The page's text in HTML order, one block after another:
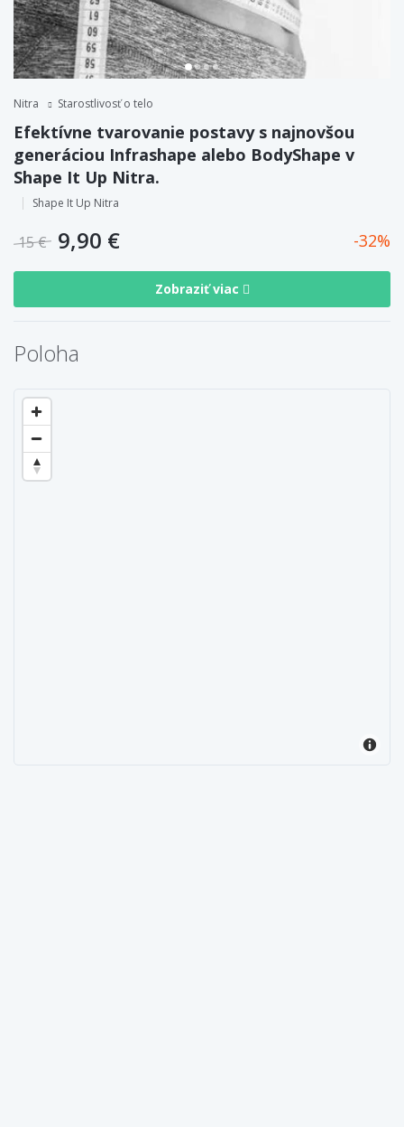
Nitra Starostlivosť o telo
Efektívne tvarovanie postavy s najnovšou
generáciou Infrashape alebo BodyShape v
Shape It Up Nitra.
Shape It Up Nitra
15 € 9,90 € 32
Zobraziť viac
Poloha